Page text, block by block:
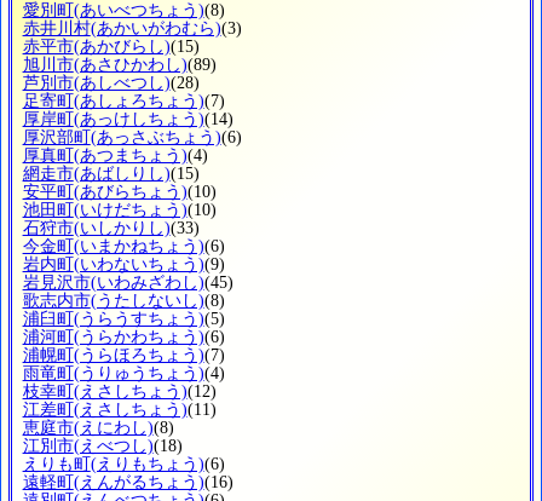
愛別町 (あいべつちょう)(8)
赤井川村(あかいがわむら)(3)
赤平市(あかびらし)(15)
旭川市(あさひかわし)(89)
芦別市(あしべつし)(28)
足寄町 (あしょろちょう)(7)
厚岸町 (あっけしちょう)(14)
厚沢部町 (あっさぶちょう)(6)
厚真町 (あつまちょう)(4)
網走市(あばしりし)(15)
安平町 (あびらちょう)(10)
池田町 (いけだちょう)(10)
石狩市(いしかりし)(33)
今金町 (いまかねちょう)(6)
岩内町 (いわないちょう)(9)
岩見沢市(いわみざわし)(45)
歌志内市(うたしないし)(8)
浦臼町 (うらうすちょう)(5)
浦河町 (うらかわちょう)(6)
浦幌町 (うらほろちょう)(7)
雨竜町 (うりゅうちょう)(4)
枝幸町 (えさしちょう)(12)
江差町 (えさしちょう)(11)
恵庭市(えにわし)(8)
江別市(えべつし)(18)
えりも町 (えりもちょう)(6)
遠軽町 (えんがるちょう)(16)